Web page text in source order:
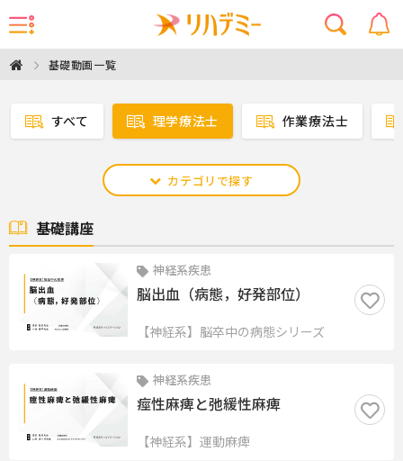
基礎動画一覧
すべて 理学療法士 作業療法士
カテゴリで探す
基礎講座
神経系疾患
脳出血（病態，好発部位）
【神経系】脳卒中の病態シリーズ
神経系疾患
痙性麻痺と弛緩性麻痺
【神経系】運動麻痺